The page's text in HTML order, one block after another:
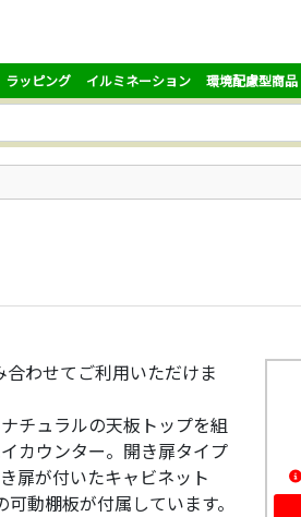
ラッピング イルミネーション 環境配慮型商品
わせてご利用いただけま
チュラルの天板トップを組
カウンター。開き扉タイプ
扉が付いたキャビネット
動棚板が付属しています。